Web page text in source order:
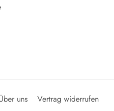
uns Vertrag widerrufen